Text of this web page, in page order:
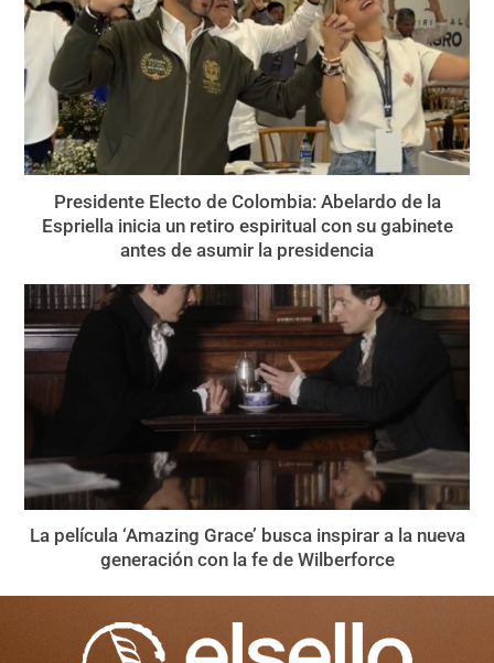
Presidente Electo de Colombia: Abelardo de la
Espriella inicia un retiro espiritual con su gabinete
antes de asumir la presidencia
La película ‘Amazing Grace’ busca inspirar a la nueva
generación con la fe de Wilberforce